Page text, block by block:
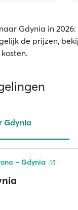
Gdynia in
de prijzen,
Gdynia
– Gdynia